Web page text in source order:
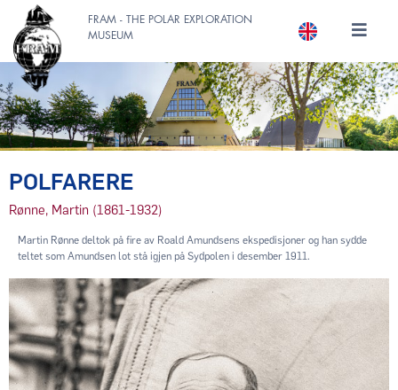
FRAM - THE POLAR EXPLORATION
MUSEUM
POLFARERE
Rønne, Martin (1861-1932)
Martin Rønne deltok på fire av Roald Amundsens ekspedisjoner og han sydde
teltet som Amundsen lot stå igjen på Sydpolen i desember 1911.